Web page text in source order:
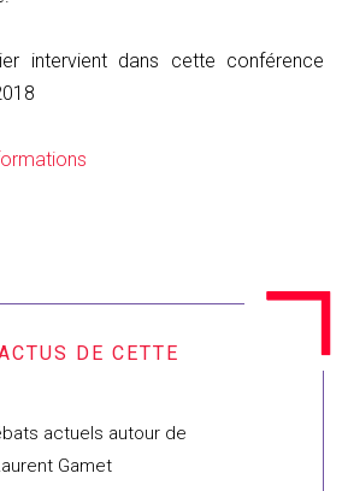
intervient dans cette conférence
actuels autour de
Gamet